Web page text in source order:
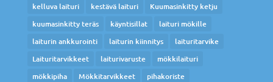
kelluva laituri
kestävä laituri
Kuumasinkitty ketju
kuumasinkitty teräs
käyntisillat
laituri mökille
laiturin ankkurointi
laiturin kiinnitys
laituritarvike
Laituritarvikkeet
laiturivaruste
mökkilaituri
mökkipiha
Mökkitarvikkeet
pihakoriste